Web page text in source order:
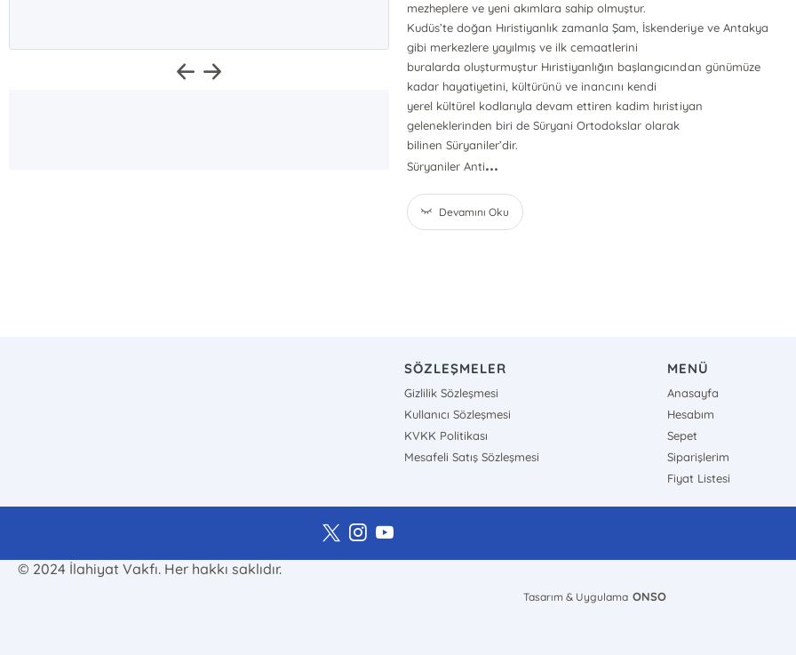
mezheplere ve yeni akımlara sahip olmuştur.
Kudüs’te doğan Hıristiyanlık zamanla Şam, İskenderiye ve Antakya
gibi merkezlere yayılmış ve ilk cemaatlerini
buralarda oluşturmuştur Hıristiyanlığın başlangıcından günümüze
kadar hayatiyetini, kültürünü ve inancını kendi
yerel kültürel kodlarıyla devam ettiren kadim hıristiyan
geleneklerinden biri de Süryani Ortodokslar olarak
bilinen Süryaniler’dir.
Süryaniler Anti...
Devamını Oku
SÖZLEŞMELER
Gizlilik Sözleşmesi
Kullanıcı Sözleşmesi
KVKK Politikası
Mesafeli Satış Sözleşmesi
MENÜ
Anasayfa
Hesabım
Sepet
Siparişlerim
Fiyat Listesi
© 2024 İlahiyat Vakfı. Her hakkı saklıdır.
Tasarım & Uygulama ONSO